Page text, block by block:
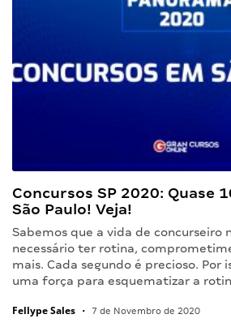
Concursos SP 2020: Quase
São Paulo! Veja!
Sabemos que a vida de concurseiro
necessário ter rotina,
mais. Cada segundo é precioso. Por
uma força para esquematizar a
Fellype Sales • 7 de Novembro de 2020